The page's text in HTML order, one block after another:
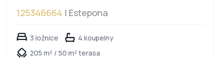
125346664 | Estepona
3 ložnice
4 koupelny
205 m² / 50 m² terasa